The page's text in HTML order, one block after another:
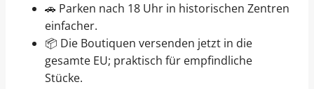
🚗 Parken nach 18 Uhr in historischen Zentren
einfacher.
📦 Die Boutiquen versenden jetzt in die
gesamte EU; praktisch für empfindliche
Stücke.